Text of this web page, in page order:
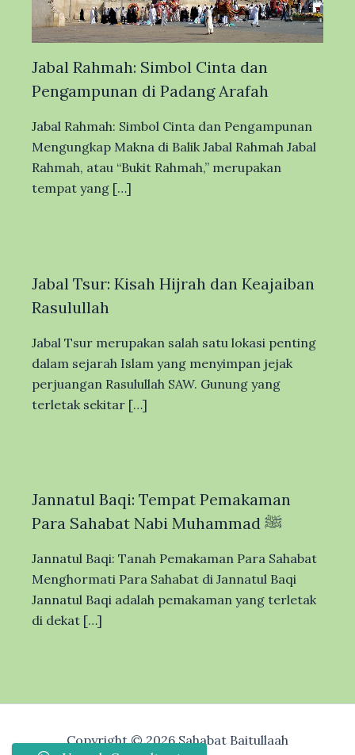
Jabal Rahmah: Simbol Cinta dan
Pengampunan di Padang Arafah
Jabal Rahmah: Simbol Cinta dan Pengampunan
Mengungkap Makna di Balik Jabal Rahmah Jabal
Rahmah, atau “Bukit Rahmah,” merupakan
tempat yang […]
Jabal Tsur: Kisah Hijrah dan Keajaiban
Rasulullah
Jabal Tsur merupakan salah satu lokasi penting
dalam sejarah Islam yang menyimpan jejak
perjuangan Rasulullah SAW. Gunung yang
terletak sekitar […]
Jannatul Baqi: Tempat Pemakaman
Para Sahabat Nabi Muhammad ﷺ
Jannatul Baqi: Tanah Pemakaman Para Sahabat
Menghormati Para Sahabat di Jannatul Baqi
Jannatul Baqi adalah pemakaman yang terletak
di dekat […]
Copyright © 2026 Sahabat Baitullaah